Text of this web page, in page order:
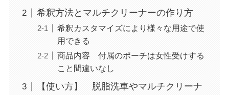
希釈方法とマルチクリーナーの作り方
希釈カスタマイズにより様々な用途で使
用できる
商品内容 付属のポーチは女性受けする
こと間違いなし
【使い方】 脱脂洗車やマルチクリーナ